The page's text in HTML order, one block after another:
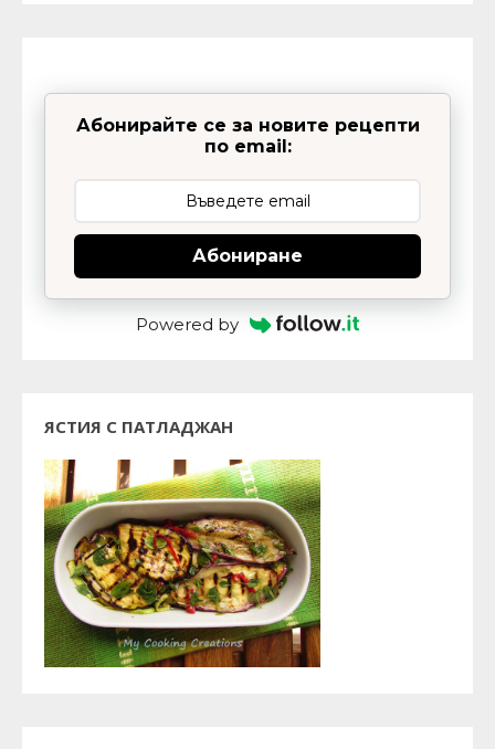
Абонирайте се за новите рецепти
по email:
Абониране
Powered by
ЯСТИЯ С ПАТЛАДЖАН